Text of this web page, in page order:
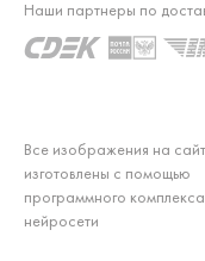
Все изображения на
изготовлены с помощью
программного комплекса
нейросети
Наши партнеры по